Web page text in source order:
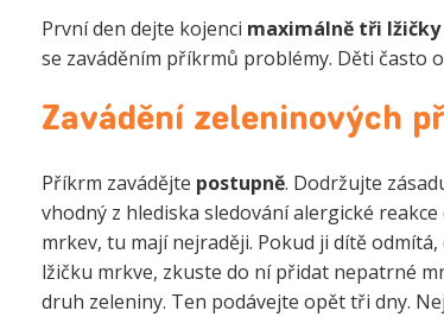
První den dejte kojenci maximálně tři
se zaváděním příkrmů problémy. Děti často
Zavádění zeleninových
Příkrm zavádějte postupně. Dodržujte
vhodný z hlediska sledování alergické
mrkev, tu mají nejraději. Pokud ji dítě
lžičku mrkve, zkuste do ní přidat nepatrné
druh zeleniny. Ten podávejte opět tři dny.